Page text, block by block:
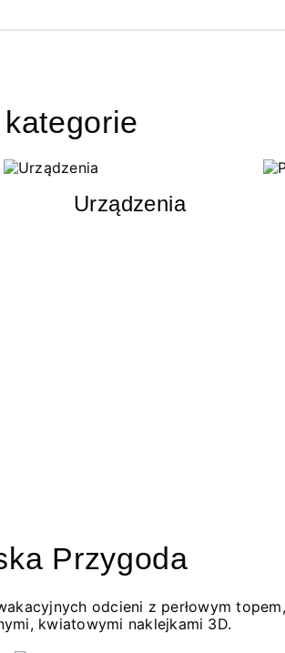
Urządzenia
Przygoda
odcieni z perłowym
kwiatowymi naklejkami 3D.